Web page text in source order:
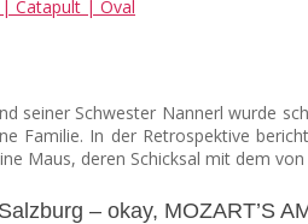
seiner Schwester Nannerl wurde
Familie. In der Retrospektive
Maus, deren Schicksal mit dem
– okay, MOZART’S